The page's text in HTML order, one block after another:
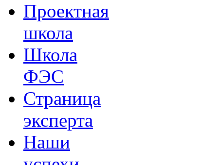
Проектная
школа
Школа
ФЭС
Страница
эксперта
Наши